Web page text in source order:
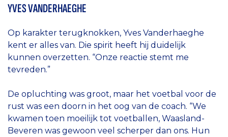
YVES VANDERHAEGHE
Op karakter terugknokken, Yves Vanderhaeghe
kent er alles van. Die spirit heeft hij duidelijk
kunnen overzetten. “Onze reactie stemt me
tevreden.”
De opluchting was groot, maar het voetbal voor de
rust was een doorn in het oog van de coach. “We
kwamen toen moeilijk tot voetballen, Waasland-
Beveren was gewoon veel scherper dan ons. Hun